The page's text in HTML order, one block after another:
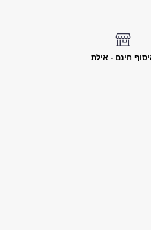
חינם - אילת